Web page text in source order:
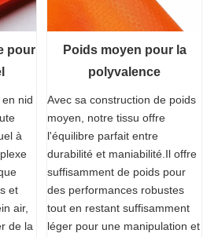
pour
nid
à
et
air,
de la
Poids moyen pour la
polyvalence
Avec sa construction de poids
moyen, notre tissu offre
l'équilibre parfait entre
durabilité et maniabilité.Il offre
suffisamment de poids pour
des performances robustes
tout en restant suffisamment
léger pour une manipulation et